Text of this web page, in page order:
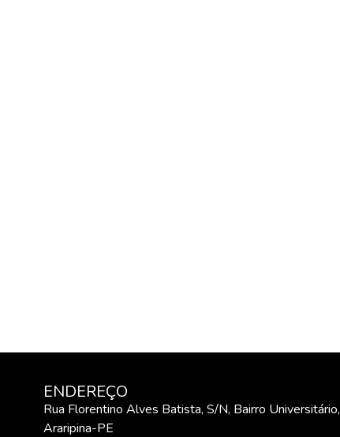
ENDEREÇO
Rua Florentino Alves Batista, S/N, Bairro Universitário,
Araripina-PE